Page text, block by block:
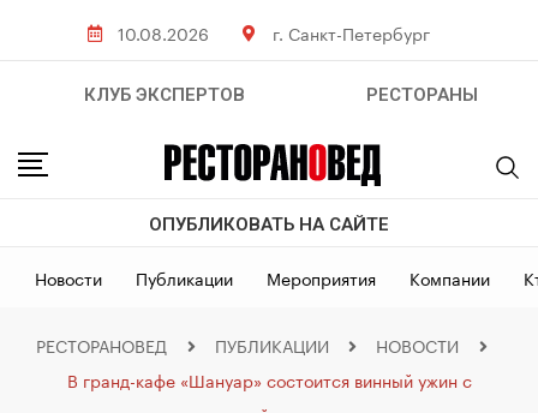
10.08.2026 г. Санкт-Петербург
КЛУБ ЭКСПЕРТОВ РЕСТОРАНЫ
ОПУБЛИКОВАТЬ НА САЙТЕ
Новости Публикации Мероприятия Компании
РЕСТОРАНОВЕД ПУБЛИКАЦИИ
НОВОСТИ
В гранд-кафе «Шануар» состоится винный ужин с